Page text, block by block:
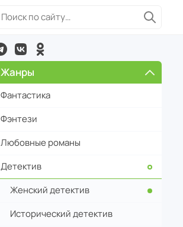
Жанры
Фантастика
Фэнтези
Любовные романы
Детектив
Женский детектив
Исторический детектив